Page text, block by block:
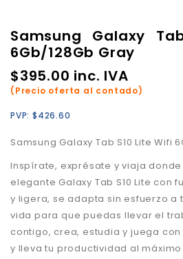
Samsung Galaxy
6Gb/128Gb Gray
$395.00 inc. IVA
(Precio oferta al contado)
PVP: $426.60
Samsung Galaxy Tab S10 Lite Wifi
Inspírate, exprésate y viaja
elegante Galaxy Tab S10 Lite con
y ligera, se adapta sin esfuerzo a
vida para que puedas llevar el
contigo, crea, estudia y juega
y lleva tu productividad al máximo